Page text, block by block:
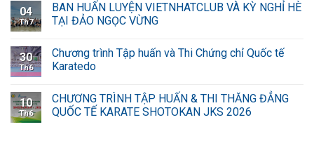
04
Th7
BAN HUẤN LUYỆN VIETNHATCLUB VÀ KỲ NGHỈ HÈ
TẠI ĐẢO NGỌC VỪNG
30
Th6
Chương trình Tập huấn và Thi Chứng chỉ Quốc tế
Karatedo
10
Th6
CHƯƠNG TRÌNH TẬP HUẤN & THI THĂNG ĐẲNG
QUỐC TẾ KARATE SHOTOKAN JKS 2026